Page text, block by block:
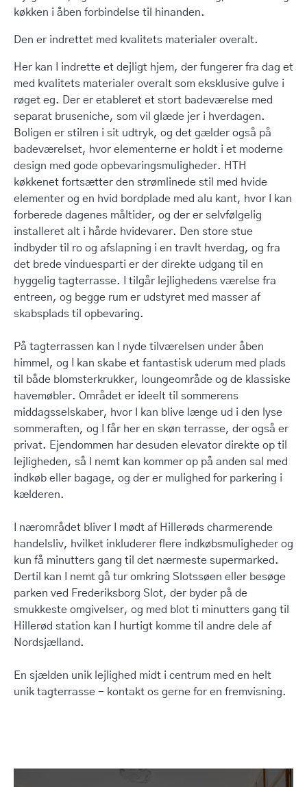
køkken i åben forbindelse til hinanden.
Den er indrettet med kvalitets materialer overalt.
Her kan I indrette et dejligt hjem, der fungerer fra dag et
med kvalitets materialer overalt som eksklusive gulve i
røget eg. Der er etableret et stort badeværelse med
separat bruseniche, som vil glæde jer i hverdagen.
Boligen er stilren i sit udtryk, og det gælder også på
badeværelset, hvor elementerne er holdt i et moderne
design med gode opbevaringsmuligheder. HTH
køkkenet fortsætter den strømlinede stil med hvide
elementer og en hvid bordplade med alu kant, hvor I kan
forberede dagenes måltider, og der er selvfølgelig
installeret alt i hårde hvidevarer. Den store stue
indbyder til ro og afslapning i en travlt hverdag, og fra
det brede vinduesparti er der direkte udgang til en
hyggelig tagterrasse. I tilgår lejlighedens værelse fra
entreen, og begge rum er udstyret med masser af
skabsplads til opbevaring.
På tagterrassen kan I nyde tilværelsen under åben
himmel, og I kan skabe et fantastisk uderum med plads
til både blomsterkrukker, loungeområde og de klassiske
havemøbler. Området er ideelt til sommerens
middagsselskaber, hvor I kan blive længe ud i den lyse
sommeraften, og I får her en skøn terrasse, der også er
privat. Ejendommen har desuden elevator direkte op til
lejligheden, så I nemt kan kommer op på anden sal med
indkøb eller bagage, og der er mulighed for parkering i
kælderen.
I nærområdet bliver I mødt af Hillerøds charmerende
handelsliv, hvilket inkluderer flere indkøbsmuligheder og
kun få minutters gang til det nærmeste supermarked.
Dertil kan I nemt gå tur omkring Slotssøen eller besøge
parken ved Frederiksborg Slot, der byder på de
smukkeste omgivelser, og med blot ti minutters gang til
Hillerød station kan I hurtigt komme til andre dele af
Nordsjælland.
En sjælden unik lejlighed midt i centrum med en helt
unik tagterrasse - kontakt os gerne for en fremvisning.